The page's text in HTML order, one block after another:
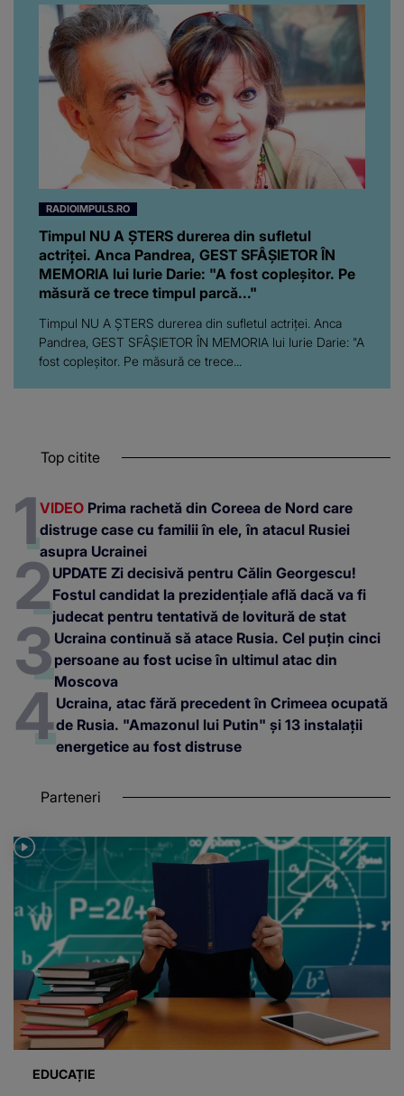
RADIOIMPULS.RO
Timpul NU A ȘTERS durerea din sufletul
actriței. Anca Pandrea, GEST SFÂȘIETOR ÎN
MEMORIA lui Iurie Darie: "A fost copleșitor. Pe
măsură ce trece timpul parcă..."
Timpul NU A ȘTERS durerea din sufletul actriței. Anca
Pandrea, GEST SFÂȘIETOR ÎN MEMORIA lui Iurie Darie: "A
Top citite
VIDEOPrima rachetă din Coreea de Nord care
distruge case cu familii în ele, în atacul Rusiei
asupra Ucrainei
judecat pentru tentativă de lovitură de stat
Moscova
Ucraina, atac fără precedent în Crimeea ocupată
de Rusia. "Amazonul lui Putin" și 13 instalații
energetice au fost distruse
Parteneri
EDUCAȚIE
VIDEOA început sesiunea de toamnă a
Bacalaureatului. Când sunt programate probele scrise
Teodora Argint reporter
Astăzi a debutat sesiunea de toamnă a examenului
literatura română. Peste 33.000 de absolvenți ai